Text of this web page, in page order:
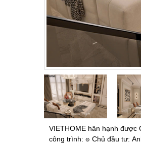
VIETHOME hân hạnh được
công trình: ๏ Chủ đầu tư: